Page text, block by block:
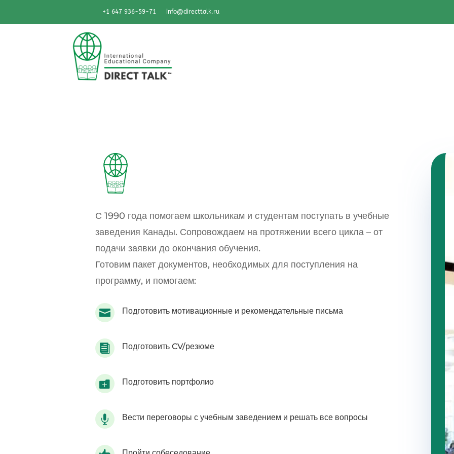
+1 647 936-59-71 info@directtalk.ru
С 1990 года помогаем школьникам и студентам поступать в учебные
заведения Канады. Сопровождаем на протяжении всего цикла – от
подачи заявки до окончания обучения.
Готовим пакет документов, необходимых для поступления на
программу, и помогаем:
 Подготовить мотивационные и рекомендательные письма
 Подготовить CV/резюме
 Подготовить портфолио
 Вести переговоры с учебным заведением и решать все вопросы